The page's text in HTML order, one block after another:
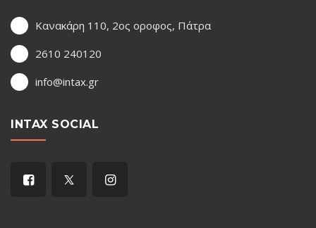
Κανακάρη 110, 2ος οροφος, Πάτρα
2610 240120
info@intax.gr
INTAX SOCIAL